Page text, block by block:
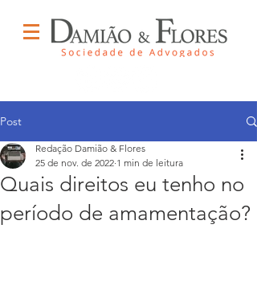
Post
Quais direitos eu tenho no
período de amamentação?
Redação Damião & Flores
25 de nov. de 2022 1 min de leitura